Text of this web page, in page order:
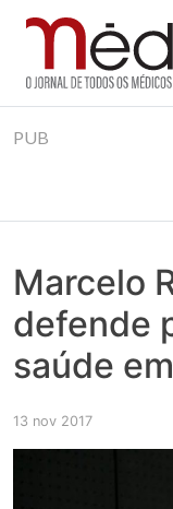
to
Jornal Médico
Médico – O Jornal
realmente contam!
PUB
Marcelo
defende
saúde
13 nov 2017